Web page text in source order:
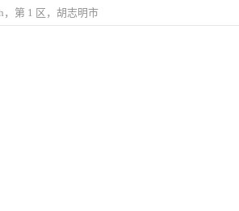
，第 1 区，胡志明市